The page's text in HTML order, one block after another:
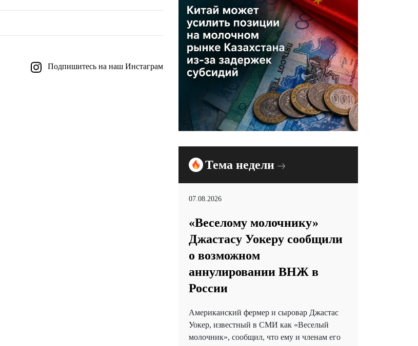
Подпишитесь на наш Инстаграм
Тема недели
07.08.2026
«Веселому молочнику»
Джастасу Уокеру сообщили
о возможном
аннулировании ВНЖ в
России
Американский фермер и сыровар Джастас
Уокер, известный в СМИ как «Веселый
молочник», сообщил, что ему и членам его